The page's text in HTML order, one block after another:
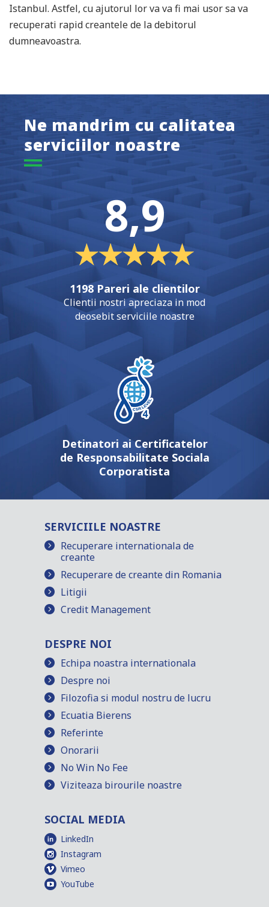
Istanbul. Astfel, cu ajutorul lor va va fi mai usor sa va
recuperati rapid creantele de la debitorul
dumneavoastra.
Ne mandrim cu calitatea
serviciilor noastre
8,9
1198 Pareri ale clientilor
Clientii nostri apreciaza in mod
deosebit serviciile noastre
Detinatori ai Certificatelor
de Responsabilitate Sociala
Corporatista
SERVICIILE NOASTRE
Recuperare internationala de
creante
Recuperare de creante din Romania
Litigii
Credit Management
DESPRE NOI
Echipa noastra internationala
Despre noi
Filozofia si modul nostru de lucru
Ecuatia Bierens
Referinte
Onorarii
No Win No Fee
Viziteaza birourile noastre
SOCIAL MEDIA
LinkedIn
Instagram
Vimeo
YouTube